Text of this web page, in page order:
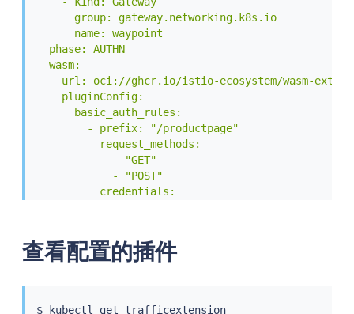
      group: gateway.networking.k8s.io
      name: waypoint
  phase: AUTHN
  wasm:
url: oci://ghcr.io/istio-ecosystem/wasm-
    pluginConfig:
      basic_auth_rules:
        - prefix: "/productpage"
          request_methods:
            - "GET"
            - "POST"
          credentials:
EOF
查看配置的插件
$ kubectl get trafficextension